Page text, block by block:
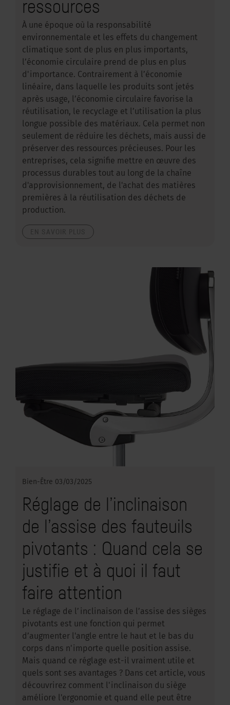
ressources
À une époque où la responsabilité
environnementale et les effets du changement
climatique sont de plus en plus importants,
l’économie circulaire prend de plus en plus
d'importance. Contrairement à l’économie
linéaire, dans laquelle les produits sont jetés
après usage, l’économie circulaire favorise la
réutilisation, le recyclage et l’utilisation la plus
longue possible des matériaux. Cela permet non
seulement de réduire les déchets, mais aussi de
préserver des ressources précieuses. Pour les
entreprises, cela signifie mettre en œuvre des
processus durables tout au long de la chaîne
d'approvisionnement, de l'achat des matières
premières à la réutilisation des déchets de
production.
Bien-Être 03/03/2025
Réglage de l’inclinaison
de l’assise des fauteuils
pivotants : Quand cela se
justifie et à quoi il faut
faire attention
Le réglage de l’inclinaison de l’assise des sièges
pivotants est une fonction qui permet
d’augmenter l'angle entre le haut et le bas du
corps dans n'importe quelle position assise.
Mais quand ce réglage est-il vraiment utile et
quels sont ses avantages ? Dans cet article, vous
découvrirez comment l'inclinaison du siège
améliore l'ergonomie et quand elle peut être